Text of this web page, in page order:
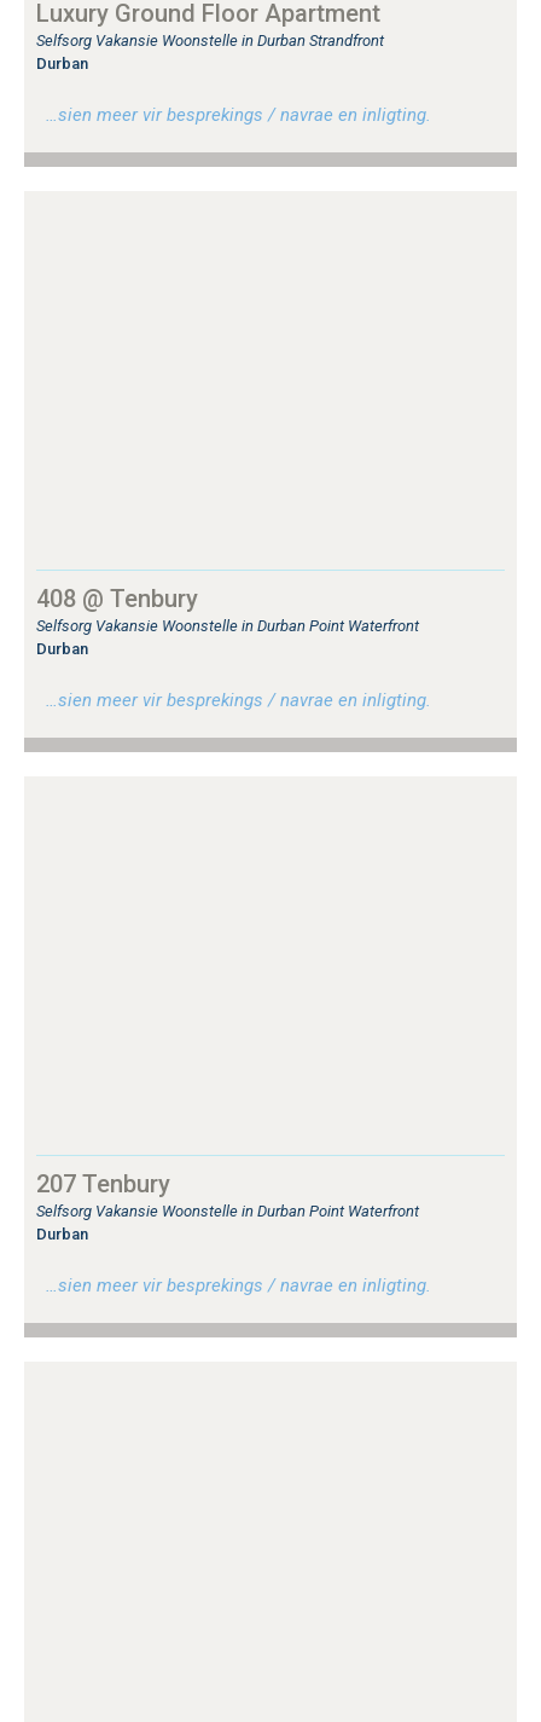
Luxury Ground Floor Apartment
Selfsorg Vakansie Woonstelle in Durban Strandfront
Durban
…sien meer vir besprekings / navrae en inligting.
408 @ Tenbury
Selfsorg Vakansie Woonstelle in Durban Point Waterfront
Durban
…sien meer vir besprekings / navrae en inligting.
207 Tenbury
Selfsorg Vakansie Woonstelle in Durban Point Waterfront
Durban
…sien meer vir besprekings / navrae en inligting.